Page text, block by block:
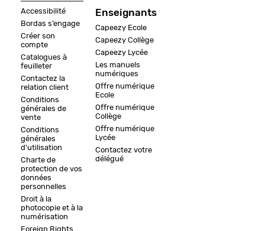
Accessibilité
Bordas s’engage
Créer son
compte
Catalogues à
feuilleter
Contactez la
relation client
Conditions
générales de
vente
Conditions
générales
d'utilisation
Charte de
protection de vos
données
personnelles
Droit à la
photocopie et à la
numérisation
Foreign Rights
Enseignants
Capeezy Ecole
Capeezy Collège
Capeezy Lycée
Les manuels
numériques
Offre numérique
Ecole
Offre numérique
Collège
Offre numérique
Lycée
Contactez votre
délégué